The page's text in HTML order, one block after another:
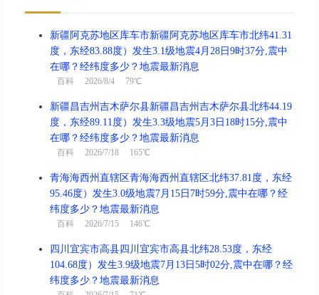
新疆阿克苏地区库车市新疆阿克苏地区库车市北纬41.31
度，东经83.88度）发生3.1级地震4月28日9时37分,震中
在哪？经纬度多少？地震最新消息
百科 2026/8/4 79℃
新疆昌吉州吉木萨尔县新疆昌吉州吉木萨尔县北纬44.19
度，东经89.11度）发生3.3级地震5月3日18时15分,震中
在哪？经纬度多少？地震最新消息
百科 2026/7/18 165℃
青海海西州直辖区青海海西州直辖区北纬37.81度，东经
95.46度）发生3.0级地震7月15日7时59分,震中在哪？经
纬度多少？地震最新消息
百科 2026/7/15 146℃
四川宜宾市高县四川宜宾市高县北纬28.53度，东经
104.68度）发生3.9级地震7月13日5时02分,震中在哪？经
纬度多少？地震最新消息